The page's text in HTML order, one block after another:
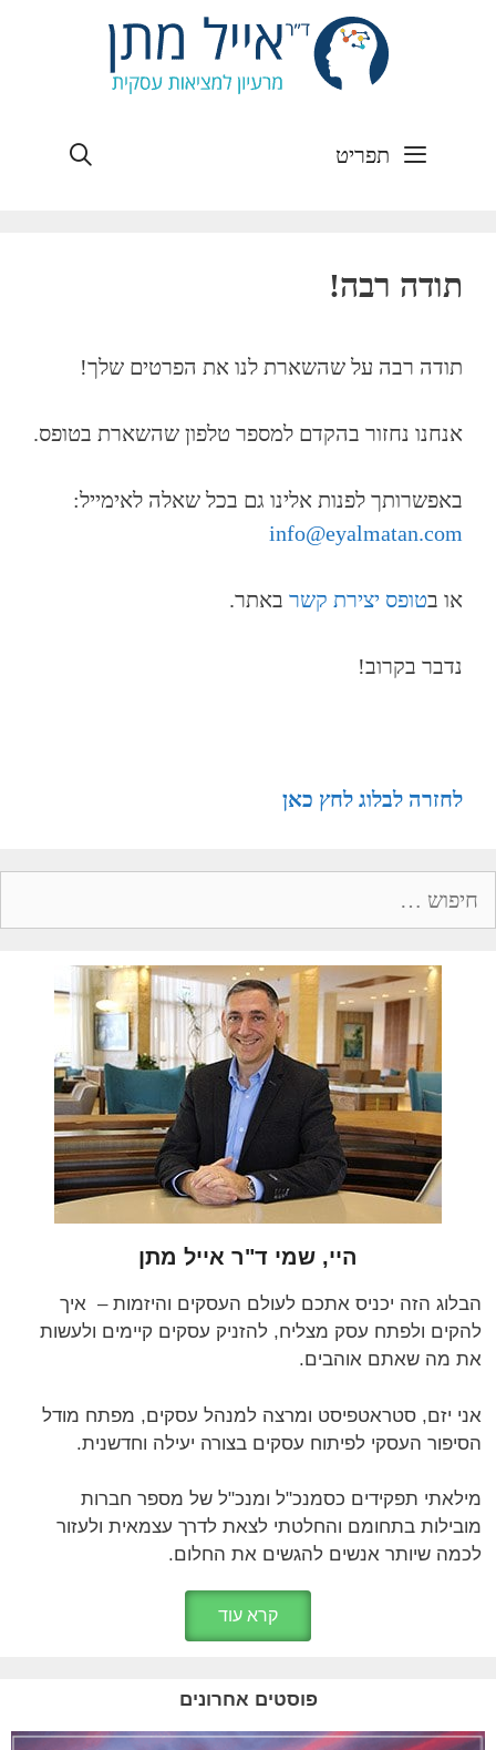
חיפוש תפריט
תודה רבה!
תודה רבה על שהשארת לנו את הפרטים שלך!
אנחנו נחזור בהקדם למספר טלפון שהשארת בטופס.
באפשרותך לפנות אלינו גם בכל שאלה לאימייל:
info@eyalmatan.com
או בטופס יצירת קשר באתר.
נדבר בקרוב!
לחזרה לבלוג לחץ כאן
היי, שמי ד"ר אייל מתן
הבלוג הזה יכניס אתכם לעולם העסקים והיזמות – איך
להקים ולפתח עסק מצליח, להזניק עסקים קיימים ולעשות
את מה שאתם אוהבים.
אני יזם, סטראטפיסט ומרצה למנהל עסקים, מפתח מודל
הסיפור העסקי לפיתוח עסקים בצורה יעילה וחדשנית.
מילאתי תפקידים כסמנכ"ל ומנכ"ל של מספר חברות
מובילות בתחומם והחלטתי לצאת לדרך עצמאית ולעזור
לכמה שיותר אנשים להגשים את החלום.
קרא עוד
פוסטים אחרונים